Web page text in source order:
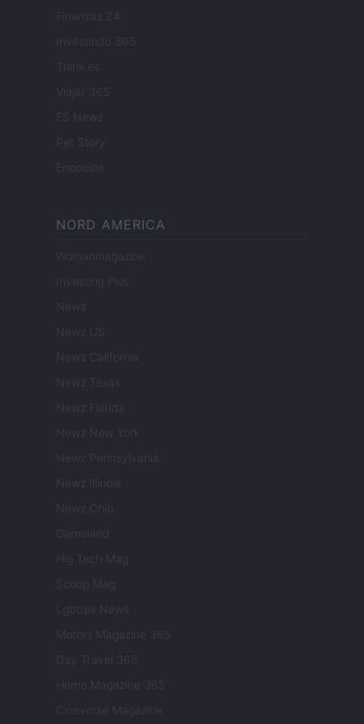
Finanzas 24
Investindo 365
Think.es
Viajar 365
ES Newz
Pet Story
Encocina
NORD AMERICA
Womanmagazine
Investing Plus
Newz
Newz US
Newz California
Newz Texas
Newz Florida
Newz New York
Newz Pennsylvania
Newz Illinois
Newz Ohio
Gameland
Hig Tech Mag
Scoop Mag
Lgbtqia News
Motors Magazine 365
Day Travel 365
Home Magazine 365
Cineverse Magazine